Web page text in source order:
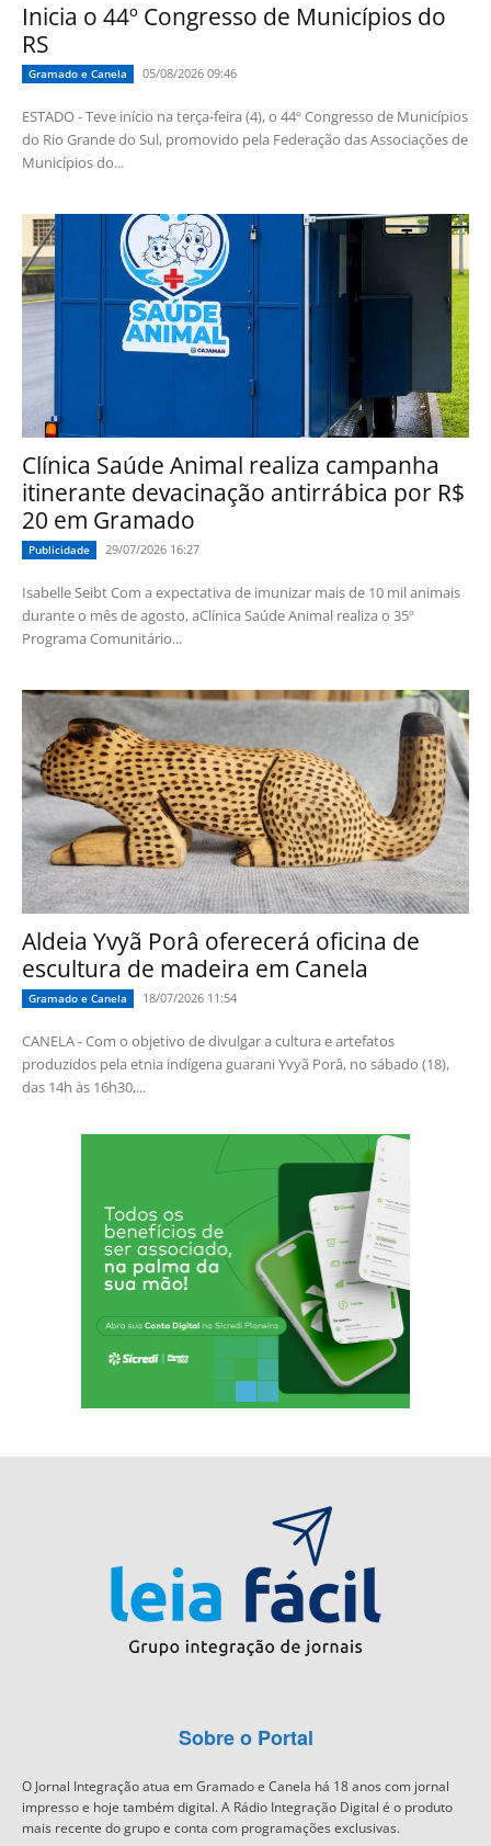
Inicia o 44º Congresso de Municípios do
RS
Gramado e Canela 05/08/2026 09:46
ESTADO - Teve início na terça-feira (4), o 44º Congresso de Municípios
do Rio Grande do Sul, promovido pela Federação das Associações de
Municípios do...
Clínica Saúde Animal realiza campanha
itinerante devacinação antirrábica por R$
20 em Gramado
Publicidade 29/07/2026 16:27
Isabelle Seibt Com a expectativa de imunizar mais de 10 mil animais
durante o mês de agosto, aClínica Saúde Animal realiza o 35º
Programa Comunitário...
Aldeia Yvyã Porâ oferecerá oficina de
escultura de madeira em Canela
Gramado e Canela 18/07/2026 11:54
CANELA - Com o objetivo de divulgar a cultura e artefatos
produzidos pela etnia indígena guarani Yvyã Porâ, no sábado (18),
das 14h às 16h30,...
Sobre o Portal
O Jornal Integração atua em Gramado e Canela há 18 anos com jornal
impresso e hoje também digital. A Rádio Integração Digital é o produto
mais recente do grupo e conta com programações exclusivas.